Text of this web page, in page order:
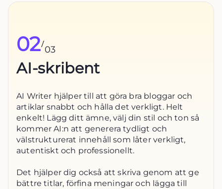
02/
03
AI-skribent
AI Writer hjälper till att göra bra bloggar och
artiklar snabbt och hålla det verkligt. Helt
enkelt! Lägg ditt ämne, välj din stil och ton så
kommer AI:n att generera tydligt och
välstrukturerat innehåll som låter verkligt,
autentiskt och professionellt.
Det hjälper dig också att skriva genom att ge
bättre titlar, förfina meningar och lägga till